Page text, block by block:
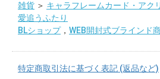
雑貨 ＞ キャラフレームカード・アク
愛追うふたり
BLショップ， WEB開封式ブラインド
特定商取引法に基づく表記 (返品など)